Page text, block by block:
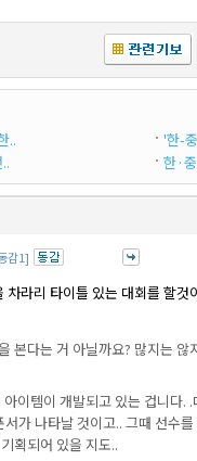
..
'한-
한·
감1]
라리 타이틀 있는 대회를 할것
본다는 거 아닐까요? 많지는
이템이 개발되고 있는 겁니다.
가 나타날 것이고.. 그때 선수
획되어 있을 지도..